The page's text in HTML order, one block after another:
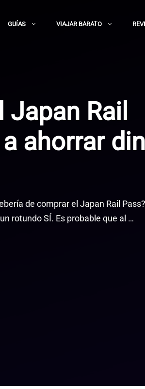
GUÍAS VIAJAR BARATO
Rail
ahorrar
de comprar el Japan Rail Pass?
rotundo SÍ. Es probable que al …